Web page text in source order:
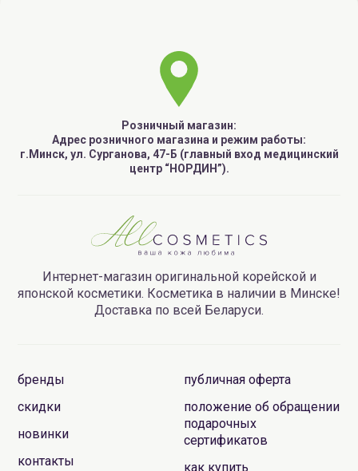
Розничный магазин:
Адрес розничного магазина и режим работы:
г.Минск, ул. Сурганова, 47-Б (главный вход медицинский
центр “НОРДИН”).
Интернет-магазин оригинальной корейской и
японской косметики. Косметика в наличии в Минске!
Доставка по всей Беларуси.
бренды
скидки
новинки
контакты
публичная оферта
положение об обращении
подарочных
сертификатов
как купить